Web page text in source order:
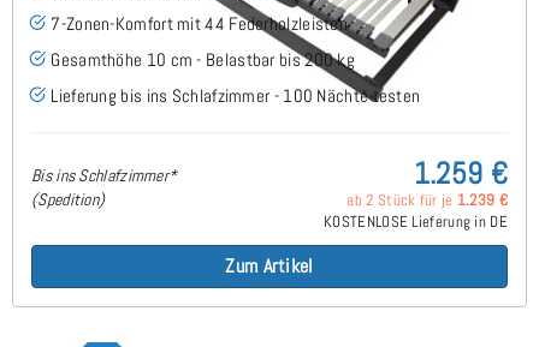
7-Zonen-Komfort mit 44 Federholzleisten
Gesamthöhe 10 cm - Belastbar bis 200 kg
Lieferung bis ins Schlafzimmer - 100 Nächte testen
Bis ins Schlafzimmer*
(Spedition)
1.259 €
ab 2 Stück für je 1.239 €
KOSTENLOSE Lieferung in DE
Zum Artikel